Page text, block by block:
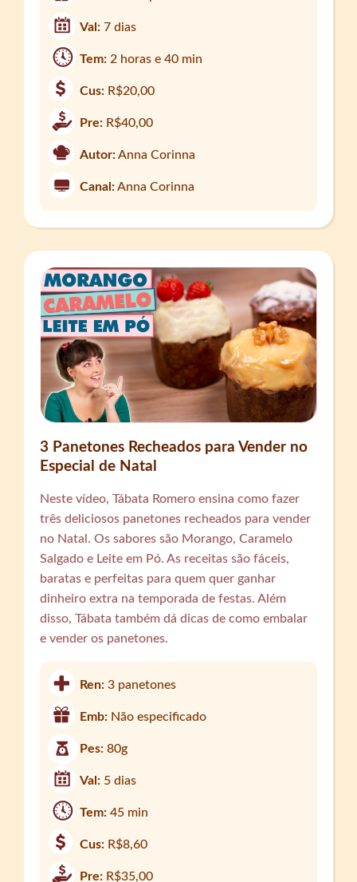
Val:7 dias
Tem: 2 horas e 40 min
Cus: R$20,00
Pre: R$40,00
Autor:Anna Corinna
Canal:Anna Corinna
3 Panetones Recheados para Vender no
Especial de Natal
Neste vídeo, Tábata Romero ensina como fazer
três deliciosos panetones recheados para vender
no Natal. Os sabores são Morango, Caramelo
Salgado e Leite em Pó. As receitas são fáceis,
baratas e perfeitas para quem quer ganhar
dinheiro extra na temporada de festas. Além
disso, Tábata também dá dicas de como embalar
e vender os panetones.
Ren:3 panetones
Emb: Não especificado
Pes:80g
Val: 5 dias
Tem:45 min
Cus: R$8,60
Pre: R$35,00